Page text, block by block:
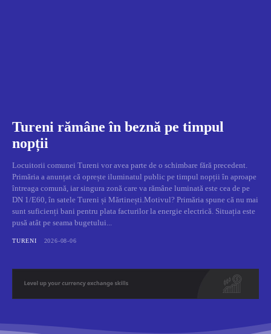
Tureni rămâne în beznă pe timpul
nopții
Locuitorii comunei Tureni vor avea parte de o schimbare fără precedent.
Primăria a anunțat că oprește iluminatul public pe timpul nopții în aproape
întreaga comună, iar singura zonă care va rămâne luminată este cea de pe
DN 1/E60, în satele Tureni și Mărtinești.Motivul? Primăria spune că nu mai
sunt suficienți bani pentru plata facturilor la energie electrică. Situația este
pusă atât pe seama bugetului...
TURENI 2026-08-06